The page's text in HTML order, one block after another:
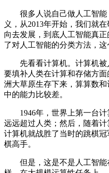
很多人说自己做人工智能
义，从2013年开始，我们就
向去发展，到底人工智能真
了对人工智能的分类方法，
先看看计算机。计算机被
要填补人类在计算和存储方
洲大草原生存下来，算算数
中的能力比较差。
1946年，世界上第一台计
远远超过人类；然后，随着计
计算机就战胜了当时的跳棋冠
棋高手。
但是，这是不是人工智能